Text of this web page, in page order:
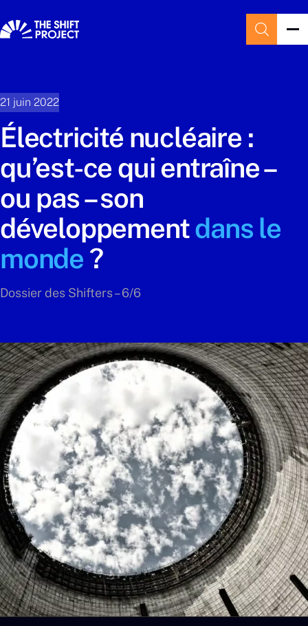
21 juin 2022
Électricité nucléaire :
qu’est-ce qui entraîne –
ou pas – son
développementdans le
monde?
Dossier des Shifters – 6/6